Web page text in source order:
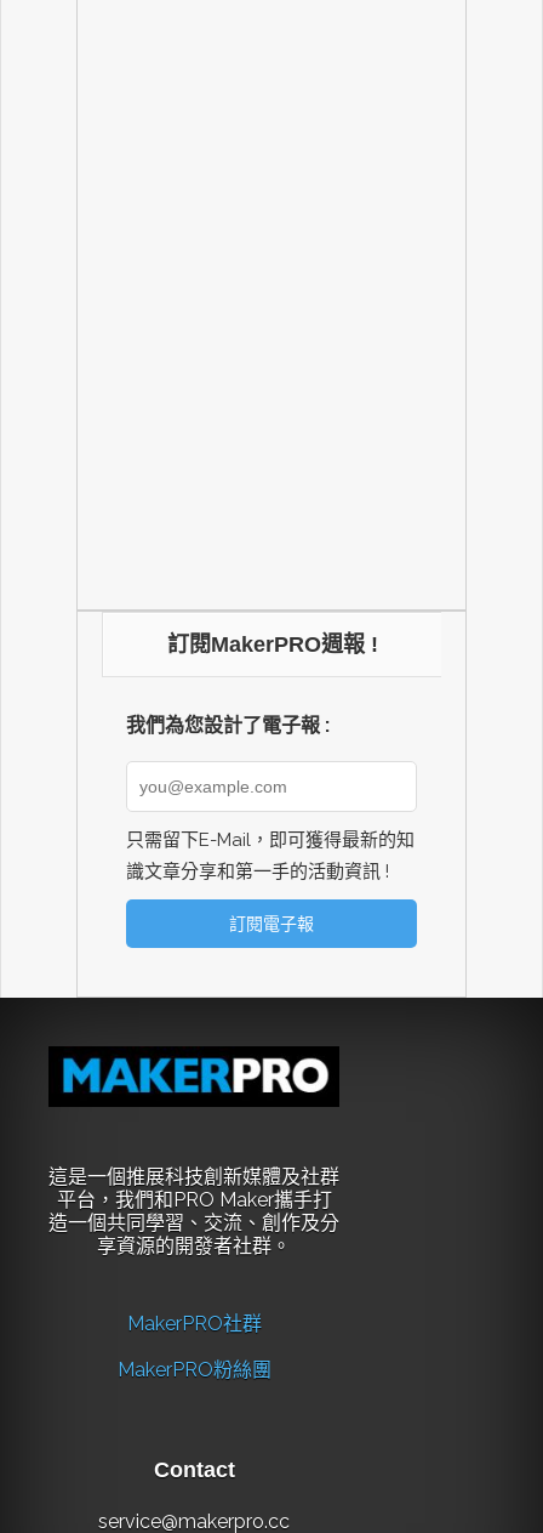
訂閱MakerPRO週報 !
我們為您設計了電子報 :
只需留下E-Mail，即可獲得最新的知
識文章分享和第一手的活動資訊 !
這是一個推展科技創新媒體及社群
平台，我們和PRO Maker攜手打
造一個共同學習、交流、創作及分
享資源的開發者社群。
MakerPRO社群
MakerPRO粉絲團
Contact
service@makerpro.cc